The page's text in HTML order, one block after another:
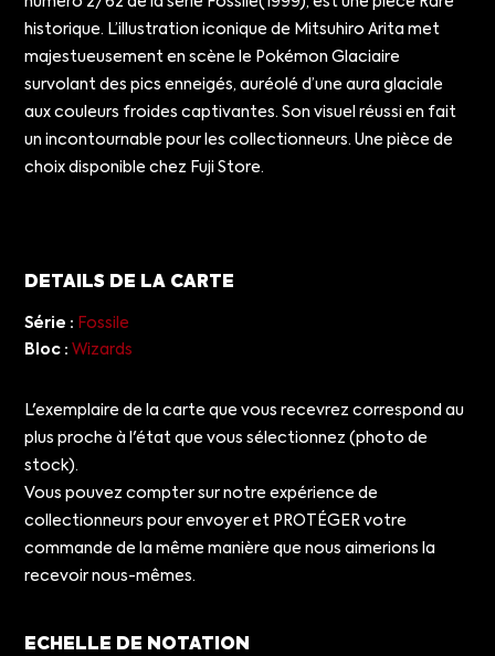
historique. L’illustration iconique de Mitsuhiro Arita met
majestueusement en scène le Pokémon Glaciaire
survolant des pics enneigés, auréolé d’une aura glaciale
aux couleurs froides captivantes. Son visuel réussi en fait
un incontournable pour les collectionneurs. Une pièce de
choix disponible chez Fuji Store.
DETAILS DE LA CARTE
Série : Fossile
Bloc : Wizards
L'exemplaire de la carte que vous recevrez correspond au
plus proche à l'état que vous sélectionnez (photo de
stock).
Vous pouvez compter sur notre expérience de
collectionneurs pour envoyer et PROTÉGER votre
commande de la même manière que nous aimerions la
recevoir nous-mêmes.
ECHELLE DE NOTATION